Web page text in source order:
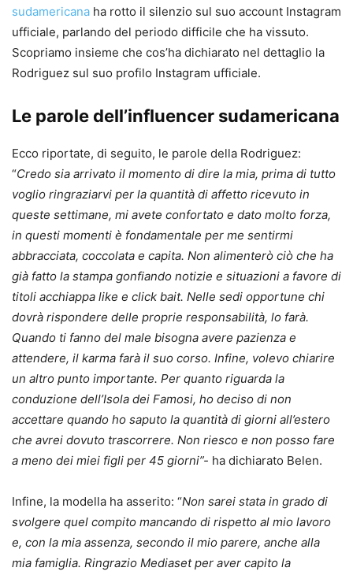
sudamericana ha rotto il silenzio sul suo account Instagram
ufficiale, parlando del periodo difficile che ha vissuto.
Scopriamo insieme che cos’ha dichiarato nel dettaglio la
Rodriguez sul suo profilo Instagram ufficiale.
Le parole dell’influencer sudamericana
Ecco riportate, di seguito, le parole della Rodriguez:
“Credo sia arrivato il momento di dire la mia, prima di tutto
voglio ringraziarvi per la quantità di affetto ricevuto in
queste settimane, mi avete confortato e dato molto forza,
in questi momenti è fondamentale per me sentirmi
abbracciata, coccolata e capita. Non alimenterò ciò che ha
già fatto la stampa gonfiando notizie e situazioni a favore di
titoli acchiappa like e click bait. Nelle sedi opportune chi
dovrà rispondere delle proprie responsabilità, lo farà.
Quando ti fanno del male bisogna avere pazienza e
attendere, il karma farà il suo corso. Infine, volevo chiarire
un altro punto importante. Per quanto riguarda la
conduzione dell’Isola dei Famosi, ho deciso di non
accettare quando ho saputo la quantità di giorni all’estero
che avrei dovuto trascorrere. Non riesco e non posso fare
a meno dei miei figli per 45 giorni”- ha dichiarato Belen.
Infine, la modella ha asserito: “Non sarei stata in grado di
svolgere quel compito mancando di rispetto al mio lavoro
e, con la mia assenza, secondo il mio parere, anche alla
mia famiglia. Ringrazio Mediaset per aver capito la